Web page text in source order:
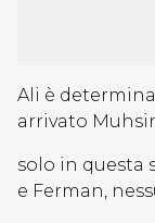
Ali è
arrivato
solo in questa
e Ferman,